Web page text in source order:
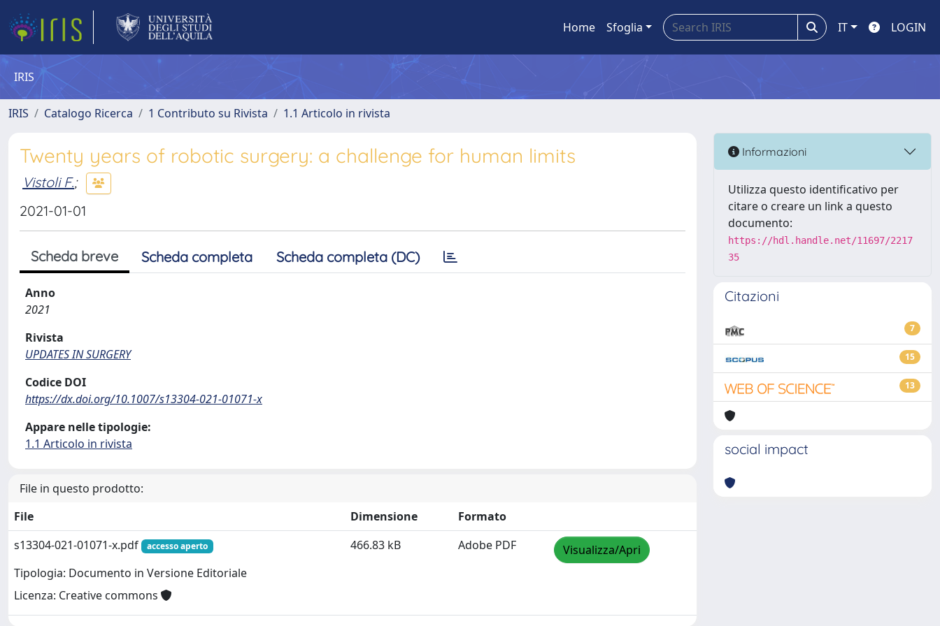
Home Sfoglia IT LOGIN
IRIS
IRIS Catalogo Ricerca 1 Contributo su Rivista 1.1 Articolo in rivista
Twenty years of robotic surgery: a challenge for human limits
Vistoli F.;
2021-01-01
Scheda breve Scheda completa Scheda completa (DC)
Anno
2021
Rivista
UPDATES IN SURGERY
Codice DOI
https://dx.doi.org/10.1007/s13304-021-01071-x
Appare nelle tipologie:
1.1 Articolo in rivista
File in questo prodotto:
File
Dimensione
Formato
s13304-021-01071-x.pdf
accesso aperto
Tipologia: Documento in Versione Editoriale
Licenza: Creative commons
466.83 kB Adobe PDF Visualizza/Apri
Informazioni
Utilizza questo identificativo per
citare o creare un link a questo
documento:
https://hdl.handle.net/11697/2217
35
Citazioni
7
15
13
social impact